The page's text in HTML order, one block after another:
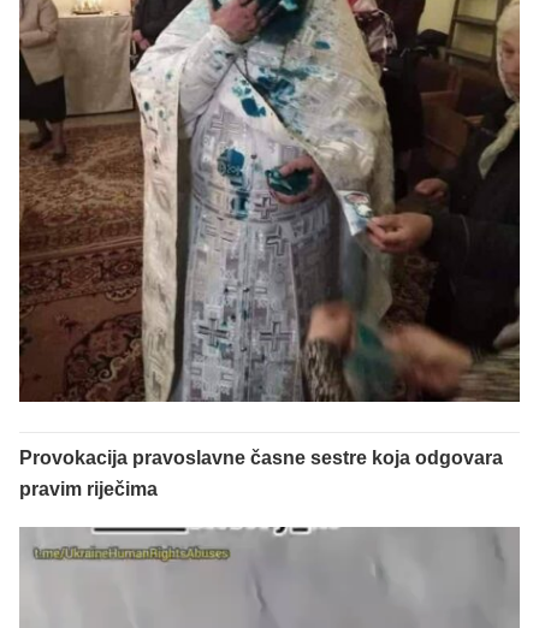
Provokacija pravoslavne časne sestre koja odgovara
pravim riječima
Reproduktor